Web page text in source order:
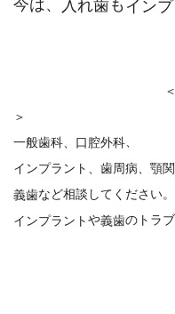
今は、
入れ歯も イン
＜
＞
一般歯科、口腔外科
インプラント 、 歯周病、顎
義歯など相談してください。
インプラントや義歯のトラ